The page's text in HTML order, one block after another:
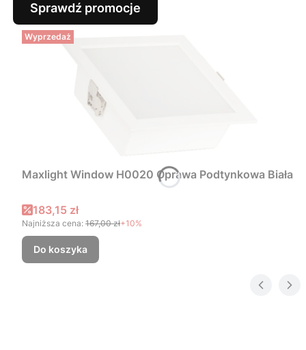
Sprawdź promocje
Wyprzedaż
Maxlight Window H0020 Oprawa Podtynkowa Biała
Cena promocyjna
183,15 zł
Najniższa cena: 167,00 zł+10%
Do koszyka